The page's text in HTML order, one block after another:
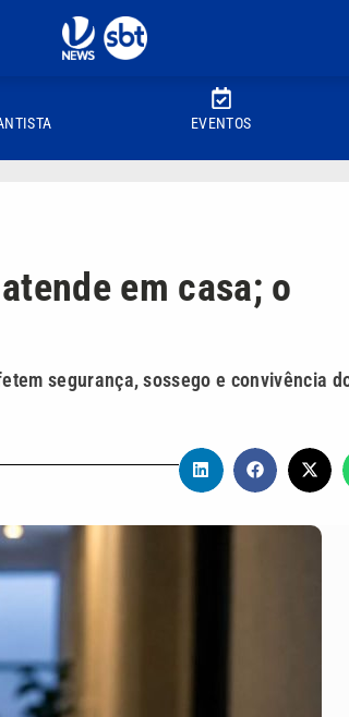
EVENTOS
em casa; o
segurança, sossego e convivência